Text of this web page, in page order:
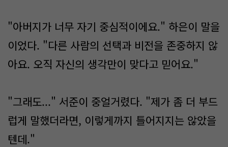
"아버지가 너무 자기 중심적이에요." 하은이 말을
이었다. "다른 사람의 선택과 비전을 존중하지 않
아요. 오직 자신의 생각만이 맞다고 믿어요."
"그래도..." 서준이 중얼거렸다. "제가 좀 더 부드
럽게 말했더라면, 이렇게까지 틀어지지는 않았을
텐데."